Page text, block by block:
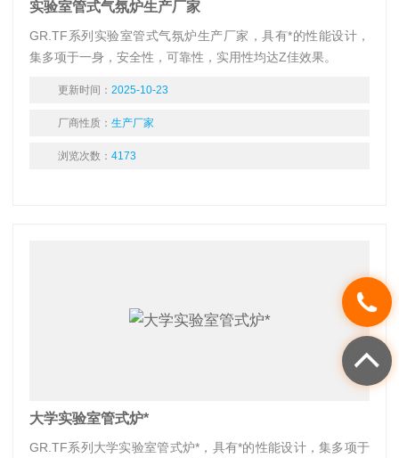
实验室管式气氛炉生产厂家
GR.TF系列实验室管式气氛炉生产厂家，具有*的性能设计，
集多项于一身，安全性，可靠性，实用性均达Z佳效果。
更新时间： 2025-10-23
厂商性质： 生产厂家
浏览次数： 4173
大学实验室管式炉*
GR.TF系列大学实验室管式炉*，具有*的性能设计，集多项于